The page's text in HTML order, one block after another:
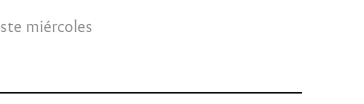
miércoles